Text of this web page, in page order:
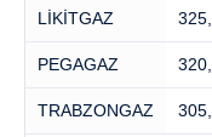
LİKİTGAZ
PEGAGAZ
TRABZONGAZ